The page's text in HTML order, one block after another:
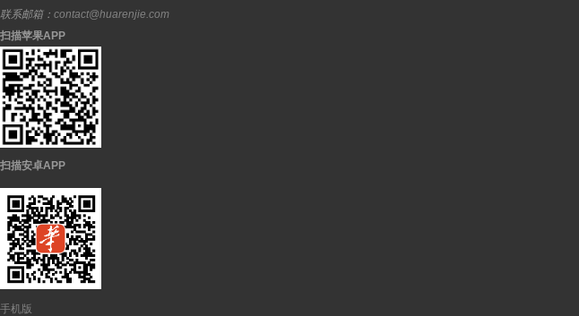
联系邮箱： contact@huarenjie.com
扫描苹果APP
扫描安卓APP
手机版